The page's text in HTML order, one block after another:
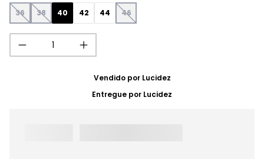
36 38 40 42 44 46
Vendido por Lucidez
Entregue por Lucidez